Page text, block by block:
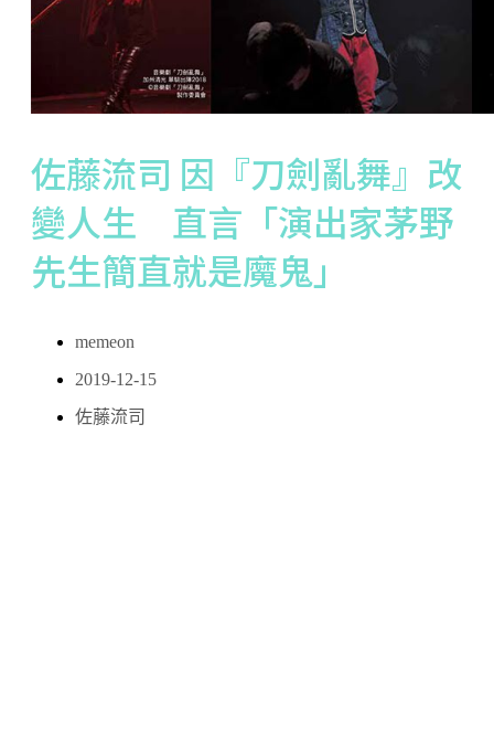
佐藤流司 因『刀劍亂舞』改
變人生 直言「演出家茅野
先生簡直就是魔鬼」
memeon
2019-12-15
佐藤流司